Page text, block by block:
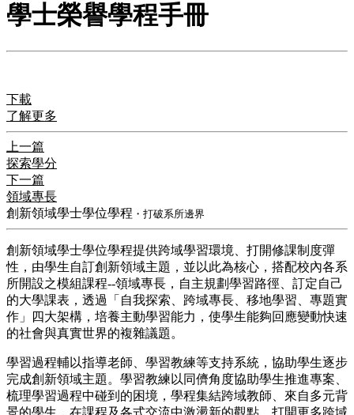
學士榮譽學程手冊
下載
了解更多
上一篇
探索學分
下一篇
領域專長
創新領域學士學位學程 ・打破系所邊界
​創新領域學士學位學程提供跨域學習環境、打開修課制度彈
性，由學生自訂創新領域主題，並以此為核心，搭配校內各系
所開設之模組課程--領域專長，自主規劃學習路徑、訂定自己
的大學課表，透過「自我探索、跨域專長、移地學習、專題實
作」四大架構，培養主動學習能力，使學生能夠回應變動快速
的社會與真實世界的複雜議題。
​學習過程輔以指導老師、學習教練等支持系統，協助學生逐步
完成創新領域主題。學習教練以同儕角度協助學生推進專案、
梳理學習過程中碰到的困境，學程集結跨域教師、來自多元背
景的學生，在課程及各式交流中激盪新的觀點、打開更多跨域